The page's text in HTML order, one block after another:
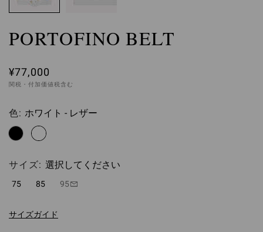
PORTOFINO BELT
¥77,000
関税・付加価値税含む
色: 選択してください
ホワイト - レザー
サイズ: 選択してください
75 85 95
サイズガイド